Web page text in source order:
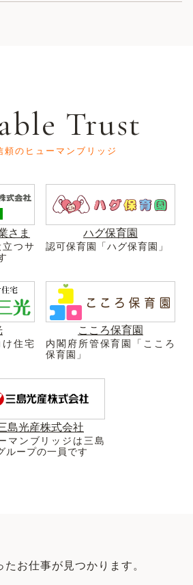
Trust
頼のヒューマンブリッジ
さま
つサ
ハグ保育園
認可保育園「ハグ保育園」
住宅
こころ保育園
内閣府所管保育園「こころ
保育園」
島光産株式会社
マンブリッジは三島
ループの一員です
たお仕事が見つかります。